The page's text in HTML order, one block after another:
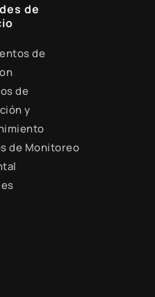
de
de
de
y
de Monitoreo